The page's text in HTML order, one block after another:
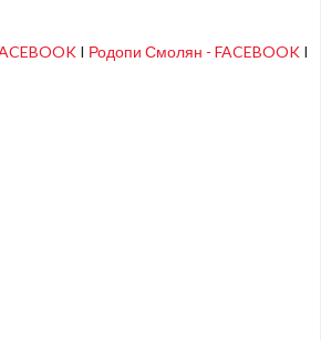
I Родопи Смолян - FACEBOOK I